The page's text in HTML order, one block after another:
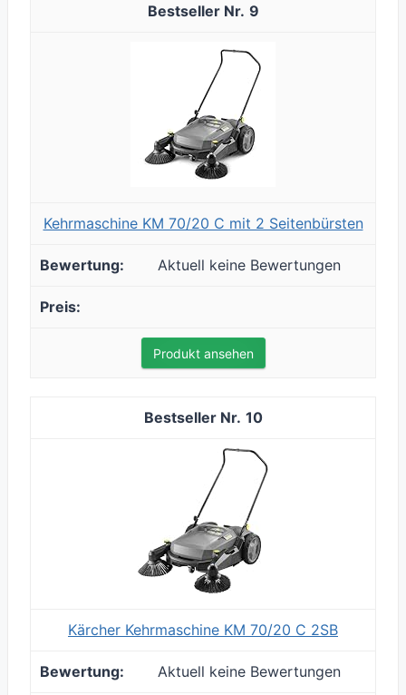
9
Kehrmaschine KM 70/20 C mit 2 Seitenbürsten
Aktuell keine Bewertungen
Produkt ansehen
10
Kärcher Kehrmaschine KM 70/20 C 2SB
Aktuell keine Bewertungen